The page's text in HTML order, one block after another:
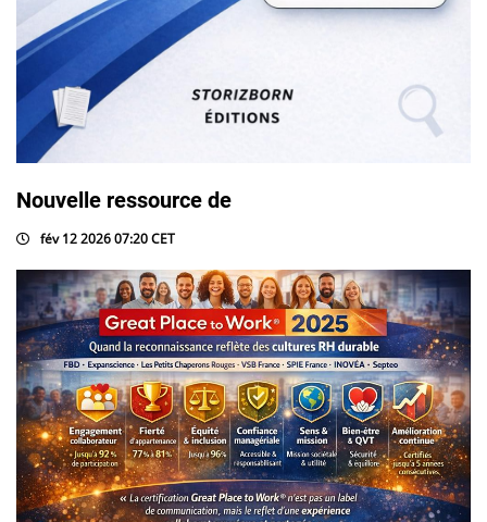
Nouvelle ressource de
fév 12 2026 07:20 CET